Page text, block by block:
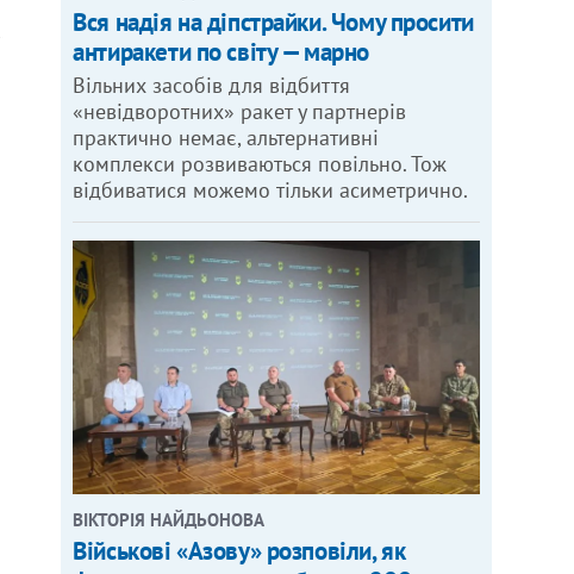
Вся надія на діпстрайки. Чому просити
антиракети по світу — марно
Вільних засобів для відбиття
«невідворотних» ракет у партнерів
практично немає, альтернативні
комплекси розвиваються повільно. Тож
відбиватися можемо тільки асиметрично.
ВІКТОРІЯ НАЙДЬОНОВА
Військові «Азову» розповіли, як